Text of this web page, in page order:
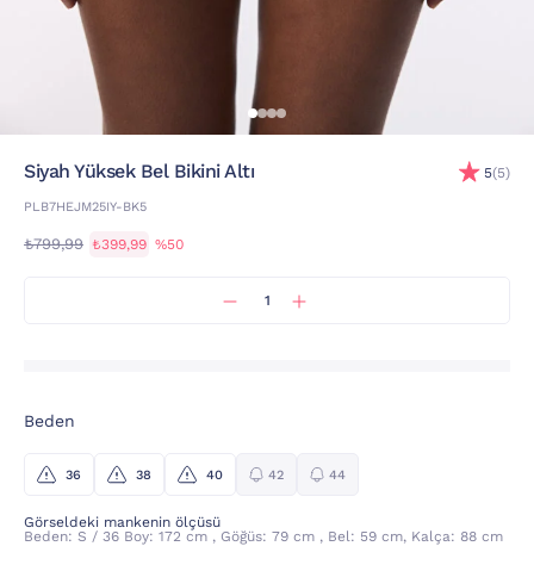
Siyah Yüksek Bel Bikini Altı
PLB7HEJM25IY-BK5
5(5)
₺799,99 ₺399,99 %50
Beden
36 38 40 42 44
Görseldeki mankenin ölçüsü
Beden: S / 36 Boy: 172 cm , Göğüs: 79 cm , Bel: 59 cm, Kalça: 88 cm